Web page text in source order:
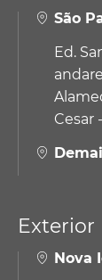
São
Ed.
Cesar
Exterior
Nova